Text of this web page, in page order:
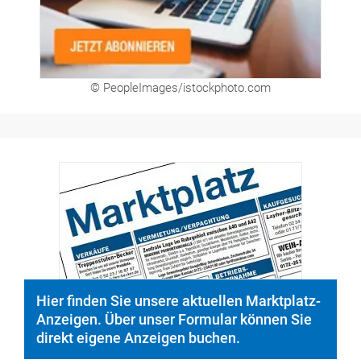
© PeopleImages/istockphoto.com
Hier finden Sie unsere aktuellen Marktplatz-
Anzeigen. Über unser Formular können Sie
direkt eigene Anzeigen buchen.